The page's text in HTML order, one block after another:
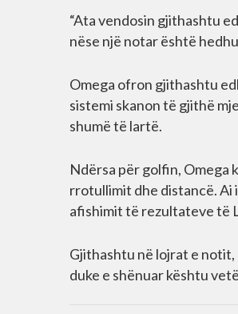
“Ata vendosin gjithashtu
nëse një notar është
Omega ofron gjithashtu
sistemi skanon të gjithë
shumë të lartë.
Ndërsa për golfin, Omega
rrotullimit dhe distancë. Ai
afishimit të rezultateve të
Gjithashtu në lojrat e
duke e shënuar kështu